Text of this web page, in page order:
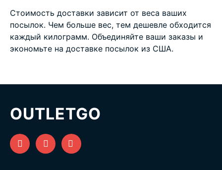
Стоимость доставки зависит от веса ваших
посылок. Чем больше вес, тем дешевле обходится
каждый килограмм. Объединяйте ваши заказы и
экономьте на доставке посылок из США.
OUTLETGO